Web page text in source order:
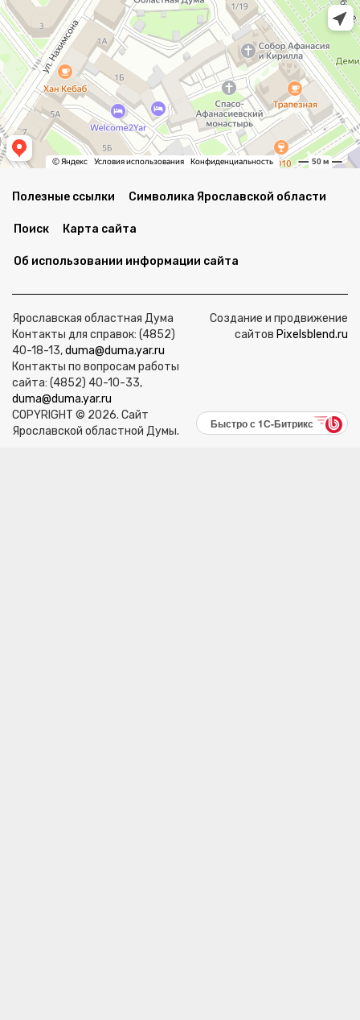
Полезные ссылки Символика Ярославской области
Поиск Карта сайта
Об использовании информации сайта
Ярославская областная Дума
Контакты для справок: (4852)
40-18-13,duma@duma.yar.ru
Контакты по вопросам работы
сайта: (4852) 40-10-33,
duma@duma.yar.ru
COPYRIGHT © 2026. Сайт
Ярославской областной Думы.
Создание и продвижение
сайтов Pixelsblend.ru
Быстро с 1С-Битрикс